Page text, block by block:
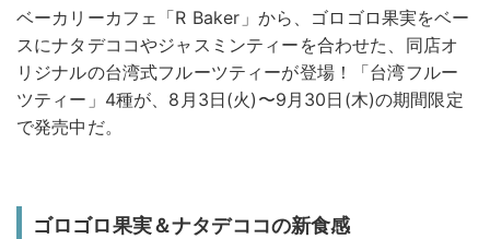
ベーカリーカフェ「R Baker」から、ゴロゴロ果実をベー
スにナタデココやジャスミンティーを合わせた、同店オ
リジナルの台湾式フルーツティーが登場！「台湾フルー
ツティー」4種が、8月3日(火)〜9月30日(木)の期間限定
で発売中だ。
ゴロゴロ果実＆ナタデココの新食感